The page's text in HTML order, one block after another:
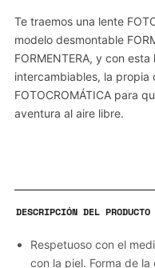
Te traemos una lente
modelo desmontable
FORMENTERA, y con
intercambiables, la propia
FOTOCROMÁTICA para
aventura al aire libre.
DESCRIPCIÓN DEL PRODUCTO
Respetuoso con el
con la piel. Forma de